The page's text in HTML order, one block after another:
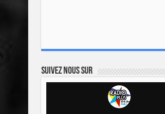
Suivez nous sur